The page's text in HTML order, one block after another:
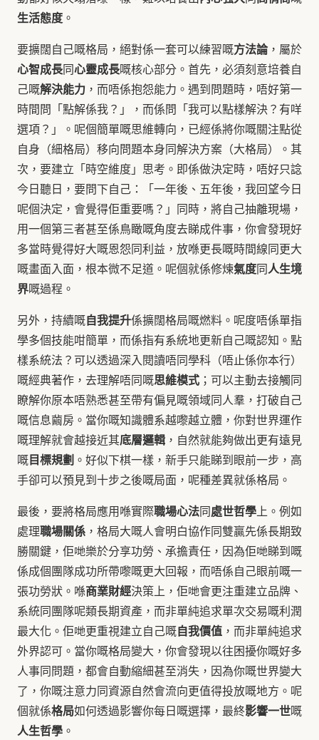
生活態度 。
要擴闊自己嘅格局，絕對係一套可以練習嘅方法論，屬於
心智成長同心靈成長嘅核心部分。首先，必須刻意培養自
己嘅解決能力 ，而唔係抱怨能力。遇到問題時，唔好第一
時間問「點解係我？」，而係問「我可以點樣解決？有咩
選項？」。呢個簡單嘅思維轉向，已經係將你嘅關注點從
自身（細格局）移向問題本身同解決方案（大格局）。其
次，要建立「時空維度」思考。即係做決定時，唔好只諗
今日聽日，要問下自己：「一年後、五年後，我回望今日
呢個決定，會覺得佢重要嗎？」同時，將自己抽離現場，
用一個第三者甚至係鳥瞰嘅角度去睇成件事，你會發現好
多當時覺得好大嘅恩怨同利益，放喺更長嘅時間線同更大
嘅畫面入面，根本微不足道。呢個就係修煉氣度同人生境
界嘅過程。
另外，持續嘅自我提升係擴闊格局嘅燃料。呢度唔係單指
學多個技能咁簡單，而係指有系統地更新自己嘅認知。點
樣系統法？可以透過深入閱讀唔同學科（唔止係你本行）
嘅經典著作，去理解唔同嘅思維模式 ；可以主動去接觸同
瞭解你原本唔熟悉甚至帶有偏見嘅領域同人羣，打破自己
嘅信息繭房。當你嘅知識體系越嚟越立體，你對世界運作
嘅理解就會越接近其底層邏輯 ，自然就能夠做出更有遠見
嘅目標規劃 。好似下棋一樣，新手只能睇到眼前一步，高
手卻可以預見到十步之後嘅局面，呢種差異就係格局。
最後，要將格局應用喺實際職場心法同處世哲學 上。例如
處理職場關係 ，格局大嘅人會明白協作同雙贏先係長期致
勝關鍵，佢哋樂於分享功勞、承擔責任，因為佢哋睇到嘅
係成個團隊成功所帶嚟嘅更大回報，而唔係自己眼前嘅一
張功勞狀。喺商業財經決策上，佢哋會更注重建立品牌、
系統同團隊呢類長期資產，而非單純追求單次交易嘅利潤
最大化。佢哋更重視建立自己嘅自我價值 ，而非單純追求
外界認可。當你嘅格局變大，你會發現以往困擾你嘅好多
人事同問題，都會自動縮細甚至消失，因為你嘅世界變大
了，你嘅注意力同資源自然會流向更值得投放嘅地方。呢
個就係格局如何透過影響你每日嘅選擇，最終影響一世嘅
人生哲學 。